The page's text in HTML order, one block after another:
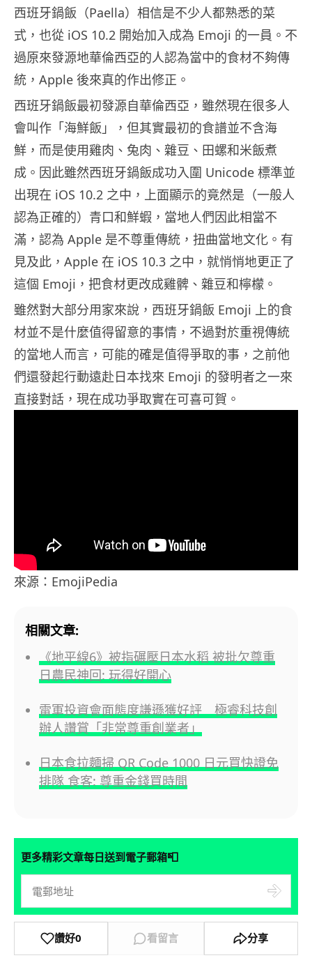
西班牙鍋飯（Paella）相信是不少人都熟悉的菜
式，也從 iOS 10.2 開始加入成為 Emoji 的一員。不
過原來發源地華倫西亞的人認為當中的食材不夠傳
統，Apple 後來真的作出修正。
西班牙鍋飯最初發源自華倫西亞，雖然現在很多人
會叫作「海鮮飯」，但其實最初的食譜並不含海
鮮，而是使用雞肉、兔肉、雜豆、田螺和米飯煮
成。因此雖然西班牙鍋飯成功入圍 Unicode 標準並
出現在 iOS 10.2 之中，上面顯示的竟然是（一般人
認為正確的）青口和鮮蝦，當地人們因此相當不
滿，認為 Apple 是不尊重傳統，扭曲當地文化。有
見及此，Apple 在 iOS 10.3 之中，就悄悄地更正了
這個 Emoji，把食材更改成雞髀、雜豆和檸檬。
雖然對大部分用家來說，西班牙鍋飯 Emoji 上的食
材並不是什麼值得留意的事情，不過對於重視傳統
的當地人而言，可能的確是值得爭取的事，之前他
們還發起行動遠赴日本找來 Emoji 的發明者之一來
直接對話，現在成功爭取實在可喜可賀。
來源：EmojiPedia
相關文章:
《地平線6》被指碾壓日本水稻 被批欠尊重
日農民神回: 玩得好開心
雷軍投資會面態度謙遜獲好評 極睿科技創
辦人讚賞「非常尊重創業者」
日本食拉麵掃 QR Code 1000 日元買快證免
排隊 食客: 尊重金錢買時間
更多精彩文章每日送到電子郵箱📮
讚好0 看留言 分享